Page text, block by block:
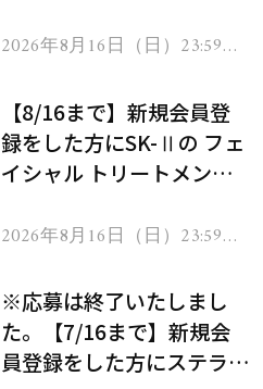
2026年8月16日（日）23:59ま
【8/16まで】新規会員登
録をした方にSK-Ⅱの フェ
イシャル トリートメント
2026年8月16日（日）23:59ま
※応募は終了いたしまし
た。【7/16まで】新規会
員登録をした方にステラボ